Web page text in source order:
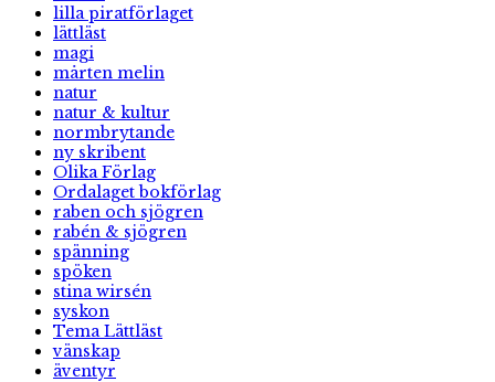
lilla piratförlaget
lättläst
magi
mårten melin
natur
natur & kultur
normbrytande
ny skribent
Olika Förlag
Ordalaget bokförlag
raben och sjögren
rabén & sjögren
spänning
spöken
stina wirsén
syskon
Tema Lättläst
vänskap
äventyr